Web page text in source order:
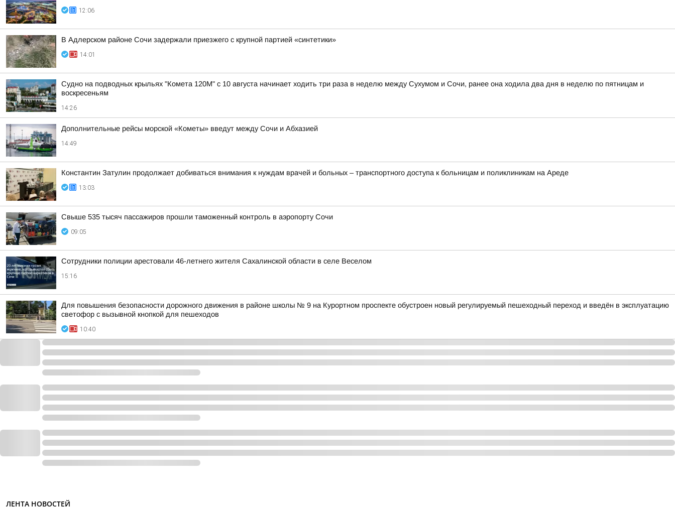
12:06
В Адлерском районе Сочи задержали приезжего с крупной партией «синтетики»
14:01
Судно на подводных крыльях "Комета 120М" с 10 августа начинает ходить три раза в неделю между Сухумом и Сочи, ранее она ходила два дня в неделю по пятницам и
воскресеньям
14:26
Дополнительные рейсы морской «Кометы» введут между Сочи и Абхазией
14:49
Константин Затулин продолжает добиваться внимания к нуждам врачей и больных – транспортного доступа к больницам и поликлиникам на Ареде
13:03
Свыше 535 тысяч пассажиров прошли таможенный контроль в аэропорту Сочи
09:05
Сотрудники полиции арестовали 46-летнего жителя Сахалинской области в селе Веселом
15:16
Для повышения безопасности дорожного движения в районе школы № 9 на Курортном проспекте обустроен новый регулируемый пешеходный переход и введён в эксплуатацию
светофор с вызывной кнопкой для пешеходов
10:40
ЛЕНТА НОВОСТЕЙ